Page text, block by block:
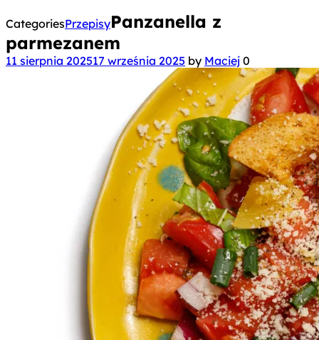
CategoriesPrzepisyPanzanella z
parmezanem
11 sierpnia 202517 września 2025 by Maciej 0